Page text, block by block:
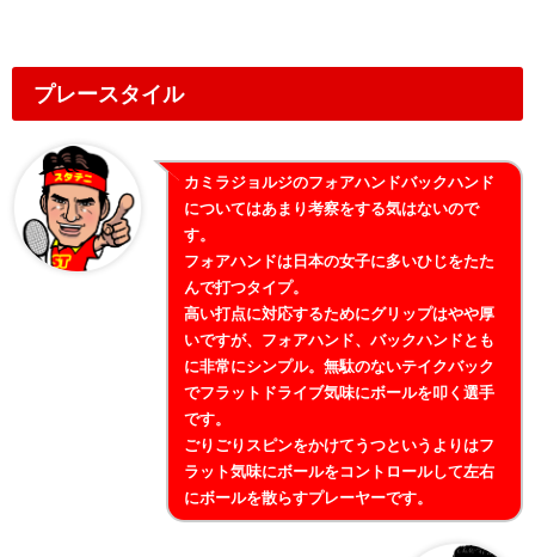
プレースタイル
カミラジョルジのフォアハンドバックハンド
についてはあまり考察をする気はないので
す。
フォアハンドは日本の女子に多いひじをたた
んで打つタイプ。
高い打点に対応するためにグリップはやや厚
いですが、フォアハンド、バックハンドとも
に非常にシンプル。無駄のないテイクバック
でフラットドライブ気味にボールを叩く選手
です。
ごりごりスピンをかけてうつというよりはフ
ラット気味にボールをコントロールして左右
にボールを散らすプレーヤーです。